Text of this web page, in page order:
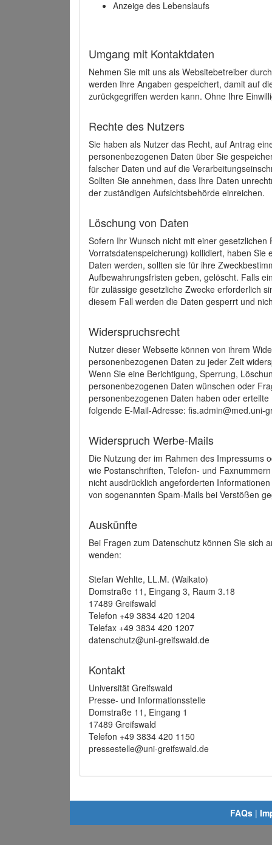
Anzeige des Lebenslaufs
Umgang mit Kontaktdaten
Nehmen Sie mit uns als Websitebetreiber
werden Ihre Angaben gespeichert, damit auf
zurückgegriffen werden kann. Ohne Ihre
Rechte des Nutzers
Sie haben als Nutzer das Recht, auf Antrag
personenbezogenen Daten über Sie
falscher Daten und auf die
Sollten Sie annehmen, dass Ihre Daten
der zuständigen Aufsichtsbehörde einreichen.
Löschung von Daten
Sofern Ihr Wunsch nicht mit einer
Vorratsdatenspeicherung) kollidiert, haben
Daten werden, sollten sie für ihre
Aufbewahrungsfristen geben, gelöscht. Falls
für zulässige gesetzliche Zwecke erforderlich
diesem Fall werden die Daten gesperrt und
Widerspruchsrecht
Nutzer dieser Webseite können von ihrem
personenbezogenen Daten zu jeder Zeit
Wenn Sie eine Berichtigung, Sperrung,
personenbezogenen Daten wünschen oder
personenbezogenen Daten haben oder
folgende E-Mail-Adresse: fis.admin@med.uni-
Widerspruch Werbe-Mails
Die Nutzung der im Rahmen des Impressums
wie Postanschriften, Telefon- und
nicht ausdrücklich angeforderten
von sogenannten Spam-Mails bei Verstößen
Auskünfte
Bei Fragen zum Datenschutz können Sie sich
wenden:
Stefan Wehlte, LL.M. (Waikato)
Domstraße 11, Eingang 3, Raum 3.18
17489 Greifswald
Telefon +49 3834 420 1204
Telefax +49 3834 420 1207
datenschutz@uni-greifswald.de
Kontakt
Universität Greifswald
Presse- und Informationsstelle
Domstraße 11, Eingang 1
17489 Greifswald
Telefon +49 3834 420 1150
pressestelle@uni-greifswald.de
FAQs |